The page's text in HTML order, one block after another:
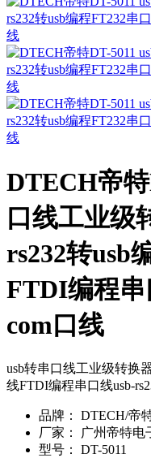
DTECH帝特
口线工业级
rs232转usb
FTDI编程串
com口线
usb转串口线工业级转换
线FTDI编程串口线usb-
品牌：
DTECH/帝
厂家：
广州帝特电
型号：
DT-5011